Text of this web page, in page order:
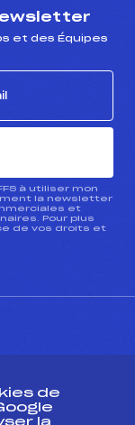
et des Équipes
à utiliser mon
la newsletter
et
Pour plus
de vos droits et
de
la